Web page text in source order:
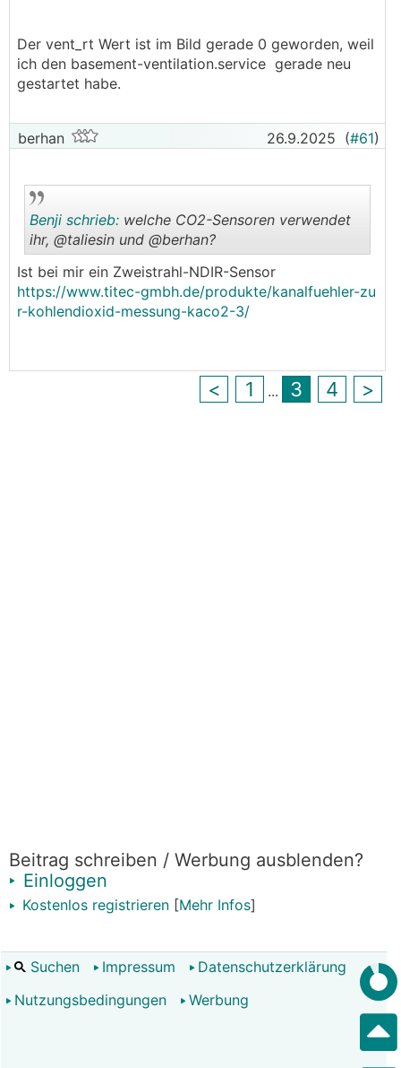
Der vent_rt Wert ist im Bild gerade 0 geworden, weil
ich den basement-ventilation.service gerade neu
gestartet habe.
berhan 26.9.2025 (#61)
..
Benji schrieb: welche CO2-Sensoren verwendet
ihr, @­taliesin und @berhan?
Ist bei mir ein Zweistrahl-NDIR-Sensor
https://www.titec-gmbh.de/produkte/kanalfuehler-zu
r-kohlendioxid-messung-kaco2-3/
< 1 ... 3 4 >
Beitrag schreiben / Werbung ausblenden?
Einloggen
Kostenlos registrieren [Mehr Infos]
Suchen Impressum
Datenschutzerklärung
Nutzungsbedingungen
Werbung